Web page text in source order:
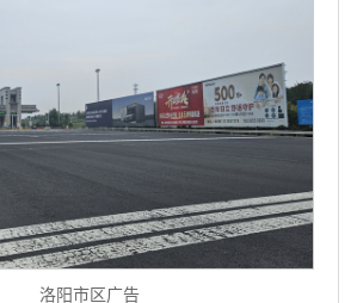
洛阳市区广告